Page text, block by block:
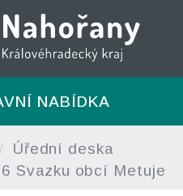
NABÍDKA
Úřední deska
Svazku obcí Metuje